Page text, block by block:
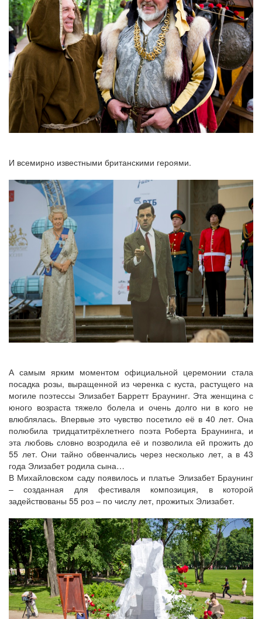
И всемирно известными британскими героями.
А самым ярким моментом официальной церемонии стала
посадка розы, выращенной из черенка с куста, растущего на
могиле поэтессы Элизабет Барретт Браунинг. Эта женщина с
юного возраста тяжело болела и очень долго ни в кого не
влюблялась. Впервые это чувство посетило её в 40 лет. Она
полюбила тридцатитрёхлетнего поэта Роберта Браунинга, и
эта любовь словно возродила её и позволила ей прожить до
55 лет. Они тайно обвенчались через несколько лет, а в 43
года Элизабет родила сына…
В Михайловском саду появилось и платье Элизабет Браунинг
– созданная для фестиваля композиция, в которой
задействованы 55 роз – по числу лет, прожитых Элизабет.